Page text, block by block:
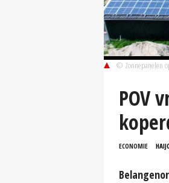
© Zonnepanelen
POV
ECONOMIE